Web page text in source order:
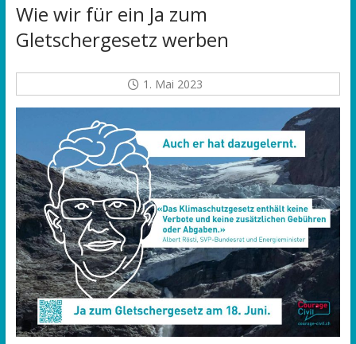
Wie wir für ein Ja zum
Gletschergesetz werben
1. Mai 2023